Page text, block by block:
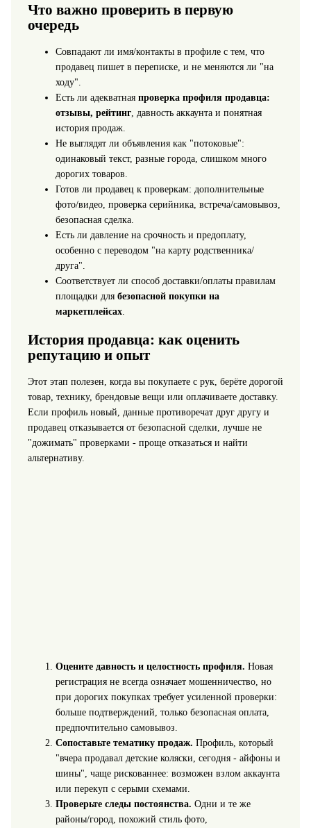
Что важно проверить в первую
очередь
Совпадают ли имя/контакты в профиле с тем, что
продавец пишет в переписке, и не меняются ли "на
ходу".
Есть ли адекватная проверка профиля продавца:
отзывы, рейтинг, давность аккаунта и понятная
история продаж.
Не выглядят ли объявления как "потоковые":
одинаковый текст, разные города, слишком много
дорогих товаров.
Готов ли продавец к проверкам: дополнительные
фото/видео, проверка серийника, встреча/самовывоз,
безопасная сделка.
Есть ли давление на срочность и предоплату,
особенно с переводом "на карту родственника/
друга".
Соответствует ли способ доставки/оплаты правилам
площадки для безопасной покупки на
маркетплейсах.
История продавца: как оценить
репутацию и опыт
Этот этап полезен, когда вы покупаете с рук, берёте дорогой
товар, технику, брендовые вещи или оплачиваете доставку.
Если профиль новый, данные противоречат друг другу и
продавец отказывается от безопасной сделки, лучше не
"дожимать" проверками - проще отказаться и найти
альтернативу.
Оцените давность и целостность профиля. Новая
регистрация не всегда означает мошенничество, но
при дорогих покупках требует усиленной проверки:
больше подтверждений, только безопасная оплата,
предпочтительно самовывоз.
Сопоставьте тематику продаж. Профиль, который
"вчера продавал детские коляски, сегодня - айфоны и
шины", чаще рискованнее: возможен взлом аккаунта
или перекуп с серыми схемами.
Проверьте следы постоянства. Одни и те же
районы/город, похожий стиль фото,